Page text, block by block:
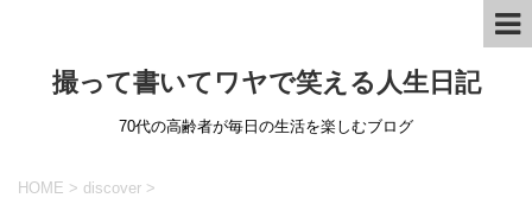
撮って書いてワヤで笑える人生日記
70代の高齢者が毎日の生活を楽しむブログ
HOME > discover >